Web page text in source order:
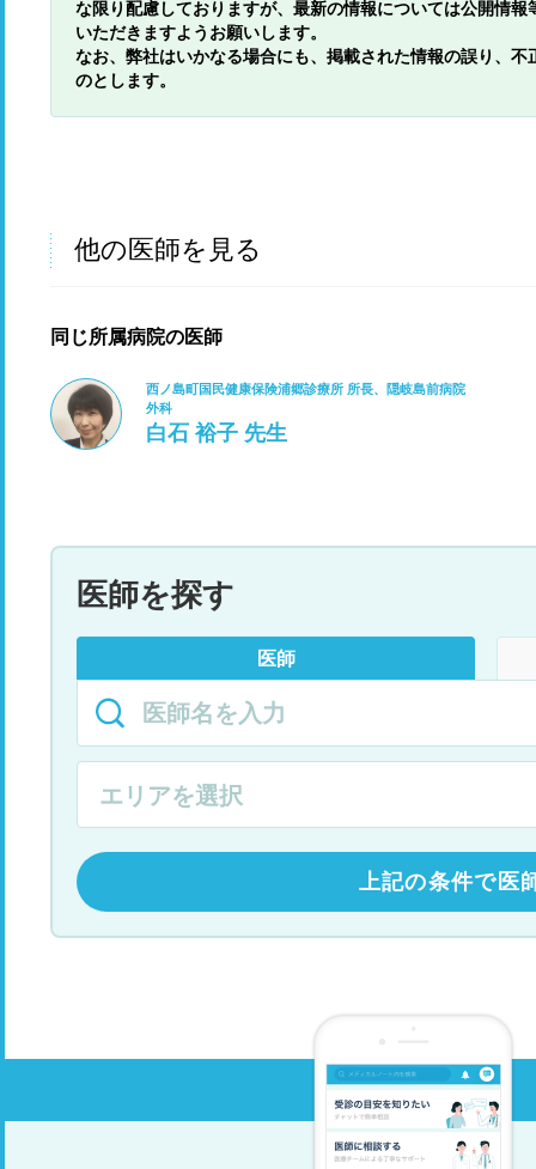
な限り配慮しておりますが、最新の情報については公開情
いただきますようお願いします。
なお、弊社はいかなる場合にも、掲載された情報の誤り、
のとします。
他の医師を見る
同じ所属病院の医師
西ノ島町国民健康保険浦郷診療所 所長、隠岐島前病院
外科
白石 裕子 先生
医師を探す
医師
上記の条件で医